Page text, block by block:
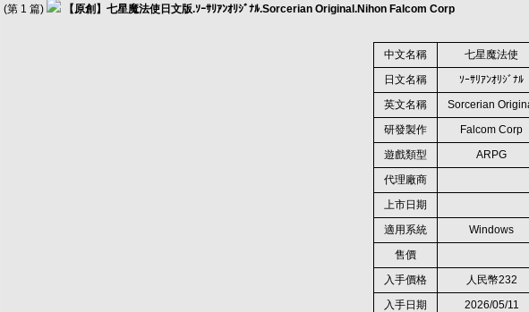
(第 1 篇) 【原創】七星魔法使日文版.ｿｰｻﾘｱﾝｵﾘｼﾞﾅﾙ.Sorcerian Original.Nihon Falcom Corp
中文名稱
七星魔法使
日文名稱
ｿｰｻﾘｱﾝｵﾘｼﾞﾅﾙ
英文名稱
Sorcerian
研發製作
Falcom Corp
遊戲類型
ARPG
代理廠商
上市日期
適用系統
Windows
售價
入手價格
人民幣232
入手日期
2026/05/11